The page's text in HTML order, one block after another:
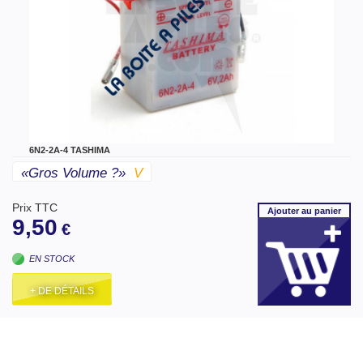
6N2-2A-4 TASHIMA
«gros Volume ?» V
Prix TTC
9,50 €
EN STOCK
+ DE DÉTAILS
Ajouterau panier